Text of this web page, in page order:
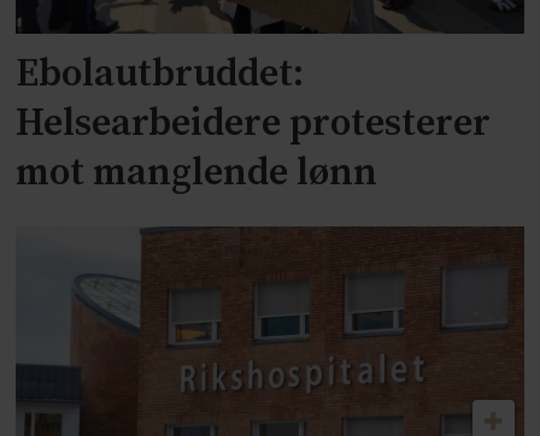
Ebolautbruddet:
Helsearbeidere protesterer
mot manglende lønn